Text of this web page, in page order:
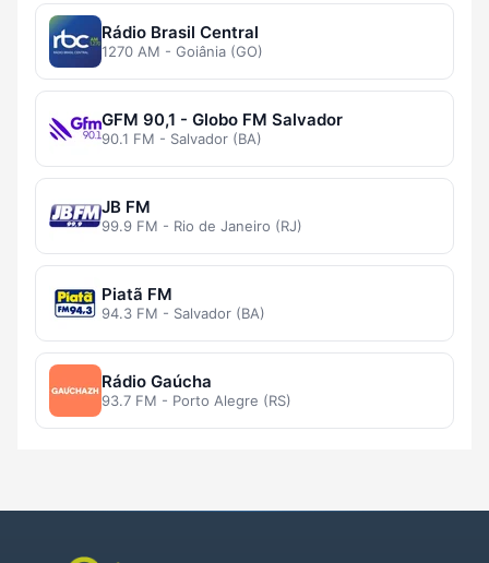
Rádio Brasil Central
1270 AM - Goiânia (GO)
GFM 90,1 - Globo FM Salvador
90.1 FM - Salvador (BA)
JB FM
99.9 FM - Rio de Janeiro (RJ)
Piatã FM
94.3 FM - Salvador (BA)
Rádio Gaúcha
93.7 FM - Porto Alegre (RS)